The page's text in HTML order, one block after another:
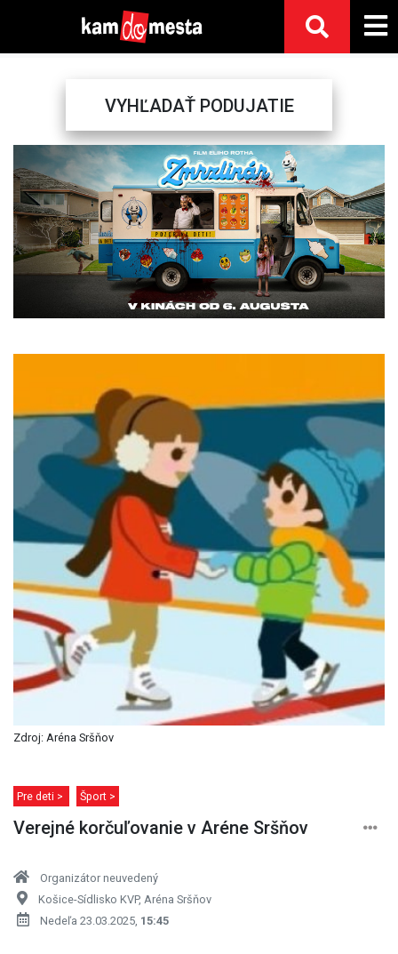
VYHĽADAŤ PODUJATIE
Previous Next
Zdroj: Aréna Sršňov
Pre deti > Šport >
Verejné korčuľovanie v Aréne Sršňov
Organizátor neuvedený
Košice-Sídlisko KVP, Aréna Sršňov
Nedeľa 23.03.2025, 15:45